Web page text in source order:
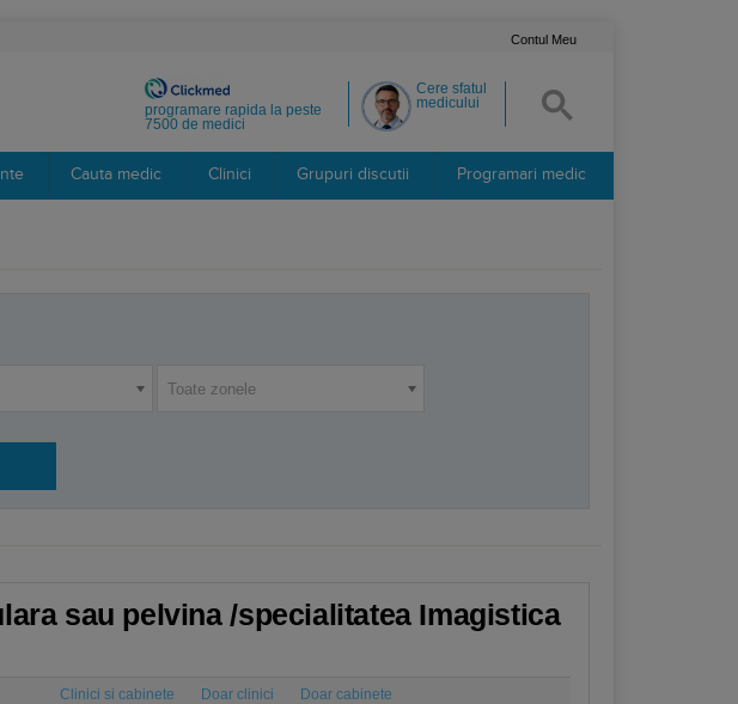
Contul Meu
Cere sfatul
medicului
programare rapida la peste
7500 de medici
Cauta medic Clinici Grupuri discutii Programari medic
Toate zonele
sau pelvina /specialitatea Imagistica
Clinici si cabinete Doar clinici
Doar cabinete